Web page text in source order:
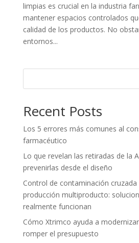
limpias es crucial en la industria
mantener espacios controlados
calidad de los productos. No
entornos...
Recent Posts
Los 5 errores más comunes al
farmacéutico
Lo que revelan las retiradas de la
prevenirlas desde el diseño
Control de contaminación cruzada
producción multiproducto:
realmente funcionan
Cómo Xtrimco ayuda a
romper el presupuesto